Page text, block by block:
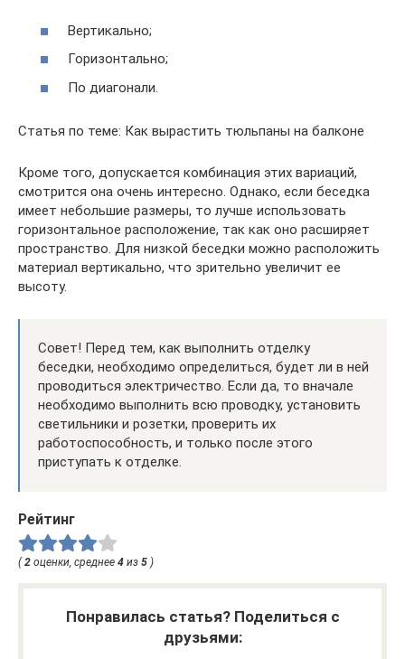
Вертикально;
Горизонтально;
По диагонали.
Статья по теме: Как вырастить тюльпаны на балконе
Кроме того, допускается комбинация этих вариаций,
смотрится она очень интересно. Однако, если беседка
имеет небольшие размеры, то лучше использовать
горизонтальное расположение, так как оно расширяет
пространство. Для низкой беседки можно расположить
материал вертикально, что зрительно увеличит ее
высоту.
Совет! Перед тем, как выполнить отделку
беседки, необходимо определиться, будет ли в ней
проводиться электричество. Если да, то вначале
необходимо выполнить всю проводку, установить
светильники и розетки, проверить их
работоспособность, и только после этого
приступать к отделке.
Рейтинг
(2 оценки, среднее 4 из 5 )
Понравилась статья? Поделиться с
друзьями: